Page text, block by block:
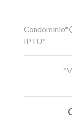
Condomínio*
IPTU*